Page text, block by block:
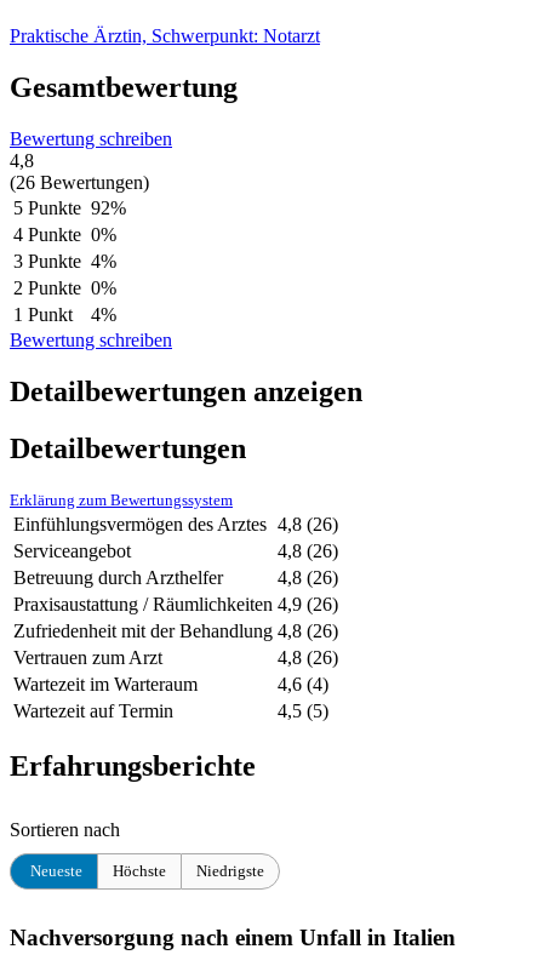
Praktische Ärztin, Schwerpunkt: Notarzt
Gesamtbewertung
Bewertung schreiben
4,8
(26 Bewertungen)
5 Punkte 92%
4 Punkte 0%
3 Punkte 4%
2 Punkte 0%
1 Punkt
4%
Bewertung schreiben
Detailbewertungen anzeigen
Detailbewertungen
Erklärung zum Bewertungssystem
Einfühlungsvermögen des Arztes 4,8 (26)
Serviceangebot
4,8 (26)
Betreuung durch Arzthelfer
4,8 (26)
Praxisaustattung / Räumlichkeiten 4,9 (26)
Zufriedenheit mit der Behandlung 4,8 (26)
Vertrauen zum Arzt
4,8 (26)
Wartezeit im Warteraum
4,6 (4)
Wartezeit auf Termin
4,5 (5)
Erfahrungsberichte
Sortieren nach
Neueste Höchste Niedrigste
Nachversorgung nach einem Unfall in Italien